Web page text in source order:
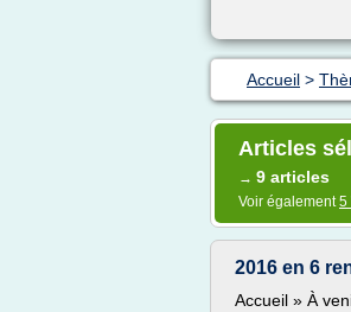
Accueil >
Articles
→ 9 articles
Voir également5
2016 en 6
Accueil » À